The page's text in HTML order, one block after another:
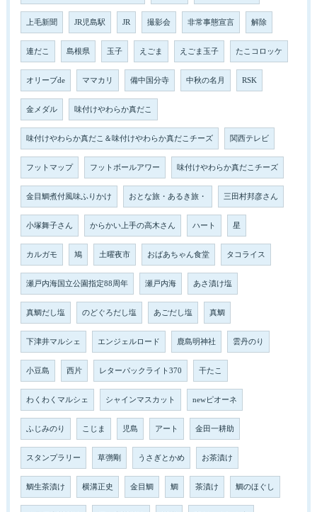
上毛新聞 JR児島駅 JR 撮影会 非常事態宣言 解除
連だこ 島根県 玉子 えごま えごま玉子 たこコロッケ
オリーブde ママカリ 備中国分寺 中秋の名月 RSK
金メダル 味付けやわらか真だこ
味付けやわらか真だこ＆味付けやわらか真だこチーズ 関西テレビ
フットマップ フットボールアワー 味付けやわらか真だこチーズ
金目鯛煮付風味ふりかけ おとな旅・あるき旅・ 三田村邦彦さん
小塚舞子さん からかい上手の高木さん ハート 星
カルガモ 鳩 土曜夜市 おばあちゃん食堂 タコライス
瀬戸内海国立公園指定88周年 瀬戸内海 あさ漬け塩
真鯛だし塩 のどぐろだし塩 あごだし塩 真鯛
下津井マルシェ エンジェルロード 鹿島明神社 雲丹のり
小豆島 西片 レターパックライト370 干たこ
わくわくマルシェ シャインマスカット newピオーネ
ふじみのり こじま 児島 アート 金田一耕助
スタンプラリー 草彅剛 うさぎとかめ お茶漬け
鯛生茶漬け 横溝正史 金目鯛 鯛 茶漬け 鯛のほぐし